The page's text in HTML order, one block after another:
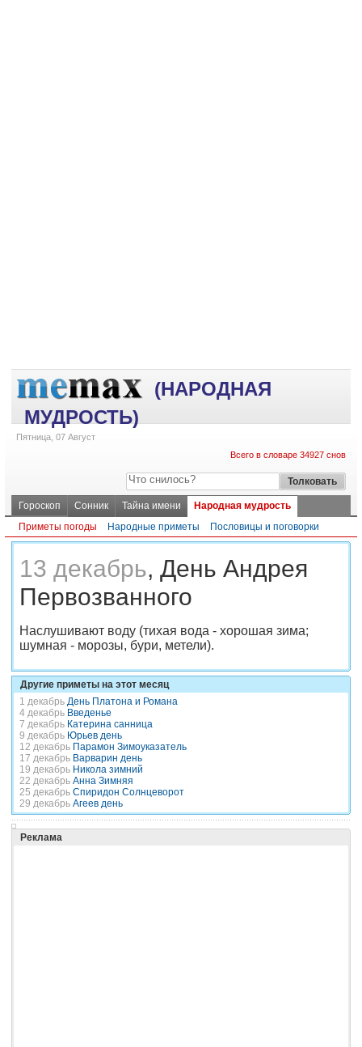
(НАРОДНАЯ
МУДРОСТЬ)
Пятница, 07 Август
Всего в словаре 34927 снов
Гороскоп Сонник Тайна имени
Народная мудрость
Приметы погоды
Народные приметы Пословицы и поговорки
13 декабрь, День Андрея
Первозванного
Наслушивают воду (тихая вода - хорошая зима;
шумная - морозы, бури, метели).
Другие приметы на этот месяц
1 декабрь День Платона и Романа
4 декабрь Введенье
7 декабрь Катерина санница
9 декабрь Юрьев день
12 декабрь Парамон Зимоуказатель
17 декабрь Варварин день
19 декабрь Никола зимний
22 декабрь Анна Зимняя
25 декабрь Спиридон Солнцеворот
29 декабрь Агеев день
Реклама